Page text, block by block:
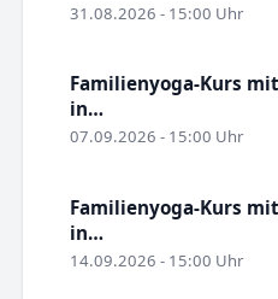
31.08.2026 - 15:00 Uhr
Familienyoga-Kurs
in…
07.09.2026 - 15:00 Uhr
Familienyoga-Kurs
in…
14.09.2026 - 15:00 Uhr